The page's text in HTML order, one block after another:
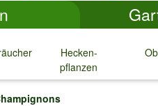
Hecken-
pflanzen
↓
↓